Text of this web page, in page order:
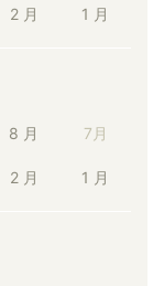
2 月 1 月
8 月 7月
2 月 1 月